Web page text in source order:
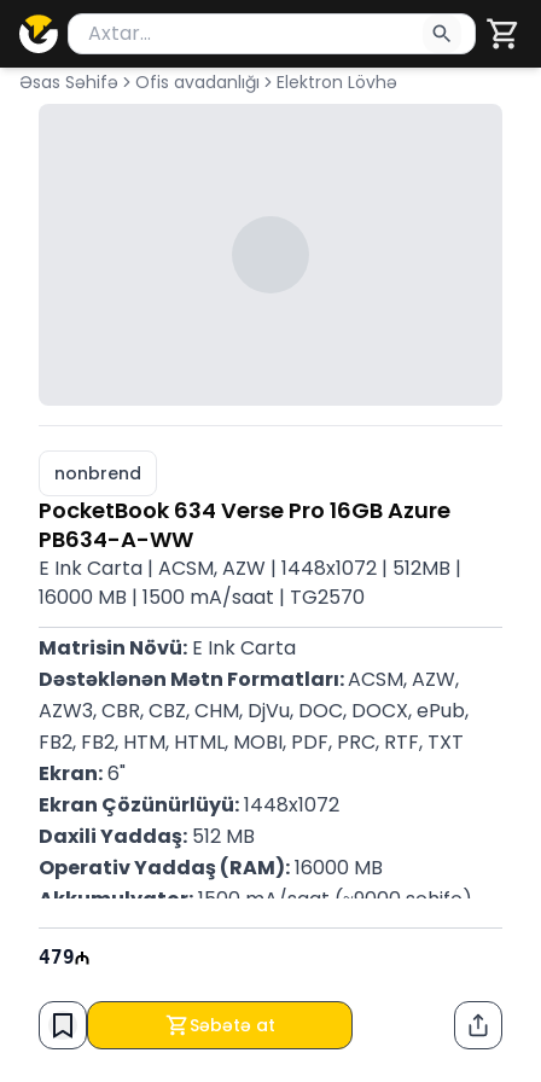
Məhsul axtar
Axtarış üçün ən azı 2 simvol yazın. Göndərmək
Əsas Səhifə Ofis avadanlığı Elektron Lövhə
nonbrend
PocketBook 634 Verse Pro 16GB Azure
PB634-A-WW
E Ink Carta | ACSM, AZW | 1448x1072 | 512MB |
16000 MB | 1500 mA/saat | TG2570
Matrisin Növü: E Ink Carta
Dəstəklənən Mətn Formatları: ACSM, AZW,
AZW3, CBR, CBZ, CHM, DjVu, DOC, DOCX, ePub,
FB2, FB2, HTM, HTML, MOBI, PDF, PRC, RTF, TXT
Ekran: 6"
Ekran Çözünürlüyü: 1448x1072
Daxili Yaddaş: 512 MB
Operativ Yaddaş (RAM): 16000 MB
Akkumulyator: 1500 mA/saat (≈9000 səhifə)
Bağlantı: Wi-Fi, Bluetooth
İnterfeys:
479
Səbətə at